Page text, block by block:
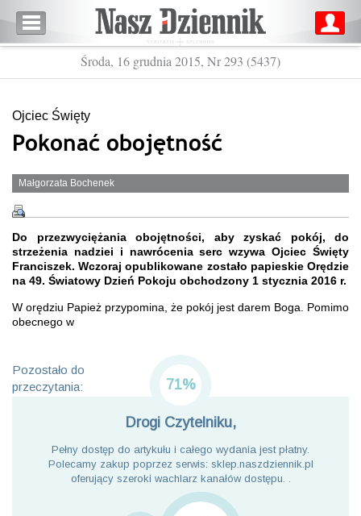
Środa, 16 grudnia 2015, Nr 293 (5437)
Ojciec Święty
Pokonać obojętność
Małgorzata Bochenek
Do przezwyciężania obojętności, aby zyskać pokój, do
strzeżenia nadziei i nawrócenia serc wzywa Ojciec Święty
Franciszek. Wczoraj opublikowane zostało papieskie Orędzie
na 49. Światowy Dzień Pokoju obchodzony 1 stycznia 2016 r.
W orędziu Papież przypomina, że pokój jest darem Boga. Pomimo
obecnego w
Pozostało do
przeczytania:
71%
Drogi Czytelniku,
Pełny dostęp do artykułu i całego wydania jest płatny.
Polecamy zakup poprzez serwis: sklep.naszdziennik.pl
oferujący szeroki wachlarz kanałów dostępu. .